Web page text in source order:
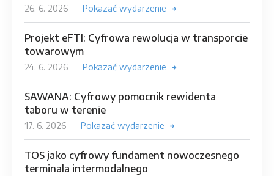
26. 6. 2026 Pokazać wydarzenie
Projekt eFTI: Cyfrowa rewolucja w transporcie
towarowym
24. 6. 2026 Pokazać wydarzenie
SAWANA: Cyfrowy pomocnik rewidenta
taboru w terenie
17. 6. 2026 Pokazać wydarzenie
TOS jako cyfrowy fundament nowoczesnego
terminala intermodalnego